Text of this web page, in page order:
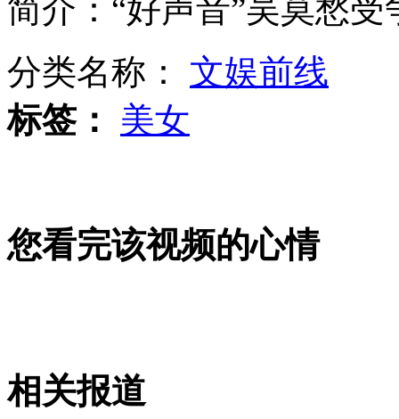
印度购二手航母海试失败“瘫”海上
我国将用无人机加强钓鱼岛海域监测
王立军案一审被判有期徒刑15年
简介：“好声音”吴莫愁
分类名称： 文娱前线
标签：
美女
您看完该视频的心情
相关报道